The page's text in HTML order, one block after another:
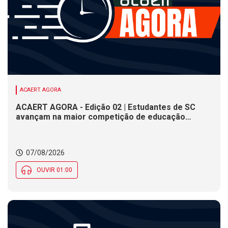
ACAERT AGORA
ACAERT AGORA - Edição 02 | Estudantes de SC
avançam na maior competição de educação
Social nesta sexta (7)
07/08/2026
OUVIR 01:00